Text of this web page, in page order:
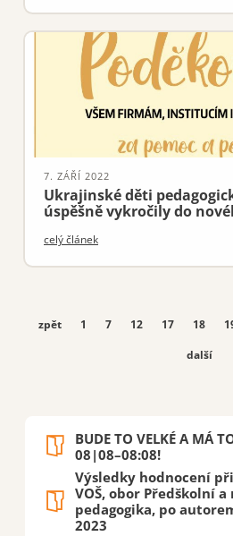
DALŠÍ
7. ZÁŘÍ 2022
Ukrajinské děti
úspěšně vykročily do
celý článek
zpět 1 7 12 17 18
další
BUDE TO VELKÉ A MÁ
08|08–08:08!
Výsledky hodnocení
VOŠ, obor Předškolní
pedagogika, po
2023